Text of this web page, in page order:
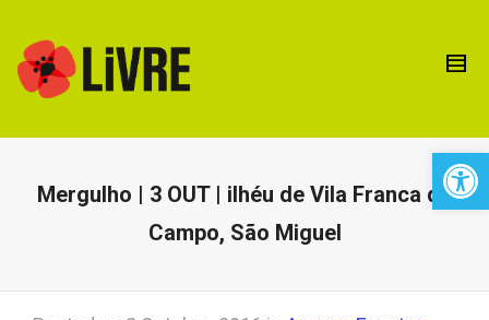
Mergulho | 3 OUT | ilhéu de Vila Franca do
Campo, São Miguel